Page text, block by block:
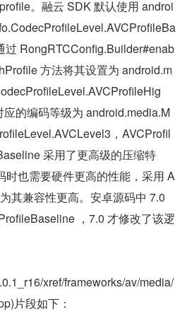
。融云 SDK 默认使用 androi
过 RongRTCConfig.Builder#enab
方法将其设置为 android.m
的编码等级为 android.media.M
，AVCProfil
采用了更高级的压缩特
时也需要硬件更高的性能，采用 A
其兼容性更高。安卓源码中 7.0
，7.0 才修改了该逻
xref/frameworks/av/media/
片段如下：